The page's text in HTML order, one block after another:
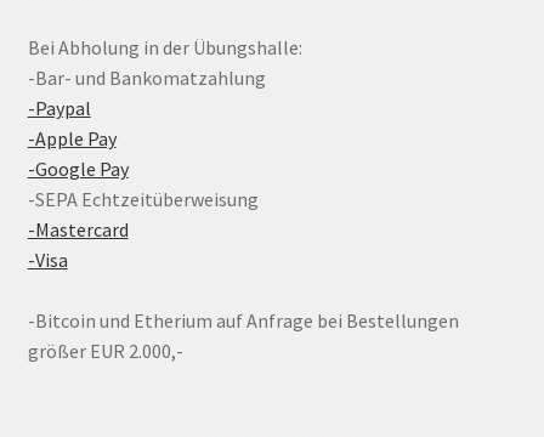
Bei Abholung in der Übungshalle:
-Bar- und Bankomatzahlung
-Paypal
-Apple Pay
-Google Pay
-SEPA Echtzeitüberweisung
-Mastercard
-Visa
-Bitcoin und Etherium auf Anfrage bei Bestellungen
größer EUR 2.000,-